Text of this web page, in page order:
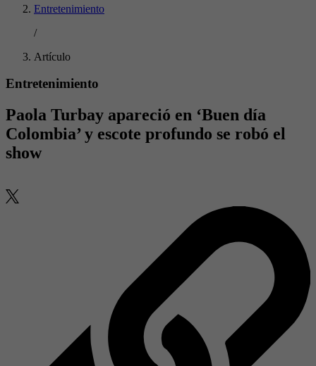
Entretenimiento
/
Artículo
Entretenimiento
Paola Turbay apareció en ‘Buen día
Colombia’ y escote profundo se robó el
show